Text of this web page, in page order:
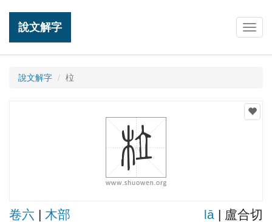
說文解字
說文解字 柆
卷六 | 木部 lā | 盧合切